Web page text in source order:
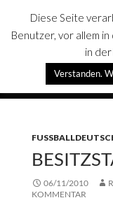
SPRINGE
06/11/2010
KOMMENTAR
Diese Seite
Benutzer, vor allem
in der
Verstanden.